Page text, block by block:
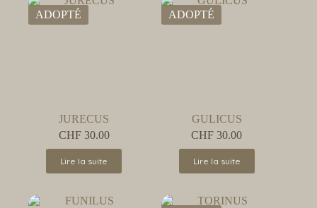
ADOPTÉ
JURECUS
CHF30.00
Lire la suite
ADOPTÉ
GULICUS
CHF 30.00
Lire la suite